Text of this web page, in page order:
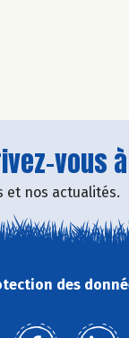
vous
et nos actualités.
des